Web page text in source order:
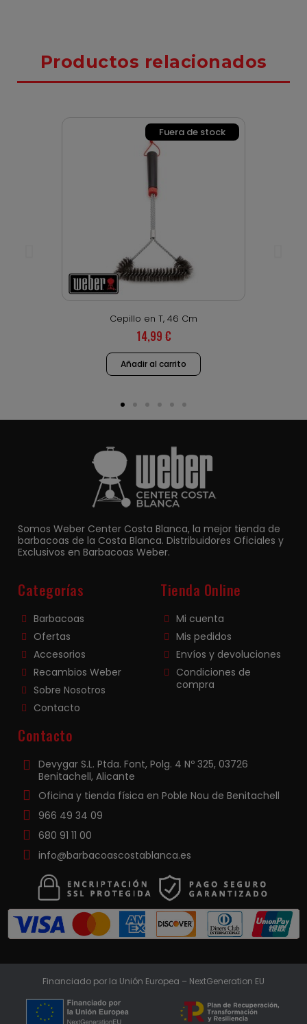
Productos relacionados
Vista rápida
Fuera de stock
Cepillo en T, 46 Cm
14,99 €
Añadir al carrito
Somos Weber Center Costa Blanca, la mejor tienda de
barbacoas de la Costa Blanca. Distribuidores Oficiales y
Exclusivos en Barbacoas Weber.
Categorías
Barbacoas
Ofertas
Accesorios
Recambios Weber
Sobre Nosotros
Contacto
Tienda Online
Mi cuenta
Mis pedidos
Envíos y devoluciones
Condiciones de
compra
Contacto
Devygar S.L. Ptda. Font, Polg. 4 Nº 325, 03726
Benitachell, Alicante
Oficina y tienda física en Poble Nou de Benitachell
966 49 34 09
680 91 11 00
info@barbacoascostablanca.es
Financiado por la Unión Europea – NextGeneration EU